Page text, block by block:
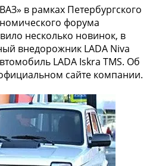
в рамках Петербургского
форума
несколько новинок, в
внедорожник LADA Niva
LADA Iskra TMS. Об
сайте компании.